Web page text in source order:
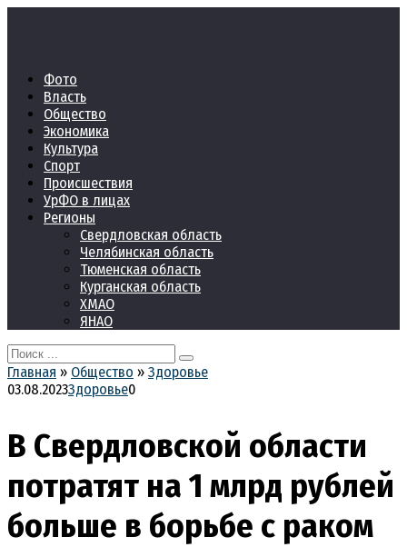
Фото
Власть
Общество
Экономика
Культура
Спорт
Происшествия
УрФО в лицах
Регионы
Свердловская область
Челябинская область
Тюменская область
Курганская область
ХМАО
ЯНАО
Search
for:
Главная » Общество » Здоровье
03.08.2023Здоровье0
В Свердловской области
потратят на 1 млрд рублей
больше в борьбе с раком